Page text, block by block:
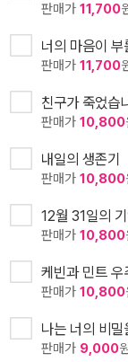
판매가 11,700
너의 마음이 부
판매가 11,700
친구가 죽었습
판매가 10,800
내일의 생존기
판매가 10,800
12월 31일의
판매가 10,800
케빈과 민트 우
판매가 10,800
나는 너의 비밀
판매가 9,000